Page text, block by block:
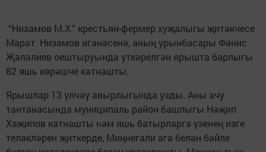
“Низамов М.Х.” крестьян-фермер хуҗалыгы җитәкчесе
Марат Низамов иганәсенә, аның урынбасары Фәнис
Җәләлиев оештыруында үткәрелгән ярышта барлыгы
82 яшь көрәшче катнашты.
Ярышлар 13 үлчәү авырлыгында узды. Аны ачу
тантанасында муниципаль район башлыгы Нәҗип
Хаҗипов катнашты һәм яшь батырларга үзенең изге
теләкләрен җиткерде, Миңнегали ага белән бәйле